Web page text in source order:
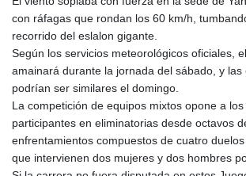
KES 149.158147
KGS 101.104505
KMF 492.514185
KRW
KWD 0.356853
KYD 0.960588
KZT 540.233287
LAK
LBP
con ráfagas que rondan los 60 km/h,
recorrido del eslalon gigante.
Según los servicios meteorológicos oficiales,
amainará durante la jornada del sábado, y las
podrían ser similares el domingo.
La competición de equipos mixtos opone a
participantes en eliminatorias desde octavos
enfrentamientos compuestos de cuatro
que intervienen dos mujeres y dos hombres